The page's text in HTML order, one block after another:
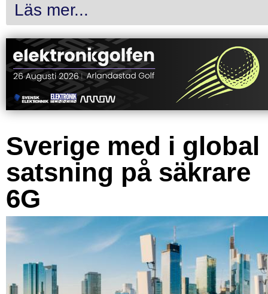
Läs mer...
Sverige med i global
satsning på säkrare
6G